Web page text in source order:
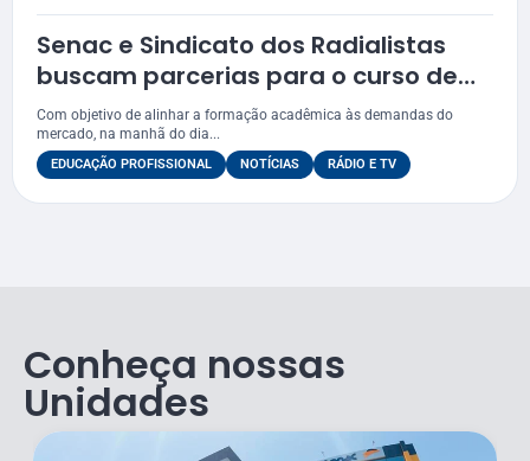
Senac e Sindicato dos Radialistas
buscam parcerias para o curso de
Rádio e TV
Com objetivo de alinhar a formação acadêmica às demandas do
mercado, na manhã do dia...
EDUCAÇÃO PROFISSIONAL NOTÍCIAS RÁDIO E TV
Conheça nossas
Unidades